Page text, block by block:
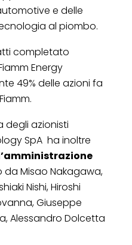
e delle
al piombo.
completato
Energy
49% delle azioni fa
degli azionisti
SpA ha inoltre
Misao Nakagawa,
Nishi, Hiroshi
Giuseppe
Alessandro Dolcetta